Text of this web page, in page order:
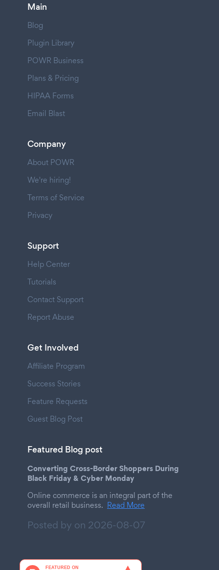
Main
Blog
Plugin Library
POWR Business
Plans & Pricing
HIPAA Forms
Email Blast
Company
About POWR
We're hiring!
Terms of Service
Privacy
Support
Help Center
Tutorials
Contact Support
Report Abuse
Get Involved
Affiliate Program
Success Stories
Feature Requests
Guest Blog Post
Featured Blog post
Converting Cross-Border Shoppers During
Black Friday & Cyber Monday
Online commerce is an integral part of the
overall retail business. Read More
Posted by on 2026-08-07